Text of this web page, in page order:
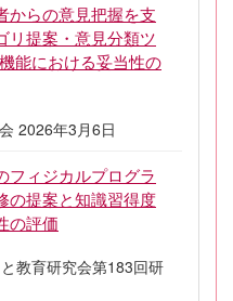
からの意見把握を支
リ提案・意見分類ツ
能における妥当性の
2026年3月6日
フィジカルプログラ
の提案と知識習得度
の評価
教育研究会第183回研